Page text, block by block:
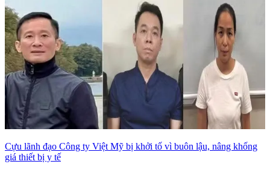
Cựu lãnh đạo Công ty Việt Mỹ bị khởi tố vì buôn lậu, nâng khống
giá thiết bị y tế